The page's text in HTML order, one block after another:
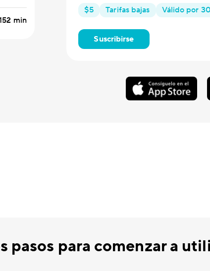
min
$5 Tarifas bajas Válido por
Suscribirse
pasos para comenzar a